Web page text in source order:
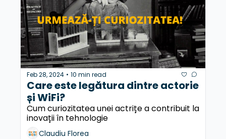
Feb 28, 2024 • 10 min read
Care este legătura dintre actorie
Cum curiozitatea unei actrițe a contribuit la
inovații în tehnologie
Claudiu Florea